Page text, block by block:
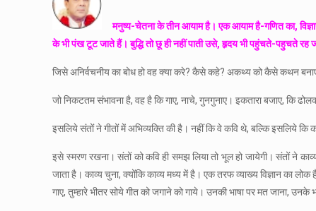
मनुष्य-चेतना के तीन आयाम है। एक आयाम है-गणित का,
के भी पंख टूट जाते हैं। बुद्धि तो छू ही नहीं पाती उसे, हृदय भी पहुंचते-पहुचते रह
जिसे अनिर्वचनीय का बोध हो वह क्या करे? कैसे कहे? अकथ्य को कैसे कथन
जो निकटतम संभावना है, वह है कि गाए, नाचे, गुनगुनाए। इकतारा बजाए, कि
इसलिये संतों ने गीतों में अभिव्यक्ति की है। नहीं कि वे कवि थे, बल्कि इसलिये
इसे स्मरण रखना। संतों को कवि ही समझ लिया तो भूल हो जायेगी। संतों ने
जाता है। काव्य चुना, क्योंकि काव्य मध्य में है। एक तरफ व्याख्य विज्ञान का
गाए, तुम्हारे भीतर सोये गीत को जगाने को गाये। उनकी भाषा पर मत जाना,